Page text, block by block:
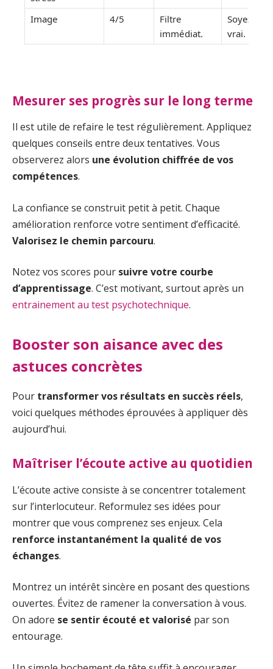
Image
4/5
Filtre
immédiat.
Soyez
vrai.
Mesurer ses progrès sur le long terme
Il est utile de refaire le test régulièrement. Appliquez
quelques conseils entre deux tentatives. Vous
observerez alors une évolution chiffrée de vos
compétences.
La confiance se construit petit à petit. Chaque
amélioration renforce votre sentiment d’efficacité.
Valorisez le chemin parcouru.
Notez vos scores pour suivre votre courbe
d’apprentissage. C’est motivant, surtout après un
entrainement au test psychotechnique.
Booster son aisance avec des
astuces concrètes
Pour transformer vos résultats en succès réels,
voici quelques méthodes éprouvées à appliquer dès
aujourd’hui.
Maîtriser l’écoute active au quotidien
L’écoute active consiste à se concentrer totalement
sur l’interlocuteur. Reformulez ses idées pour
montrer que vous comprenez ses enjeux. Cela
renforce instantanément la qualité de vos
échanges.
Montrez un intérêt sincère en posant des questions
ouvertes. Évitez de ramener la conversation à vous.
On adore se sentir écouté et valorisé par son
entourage.